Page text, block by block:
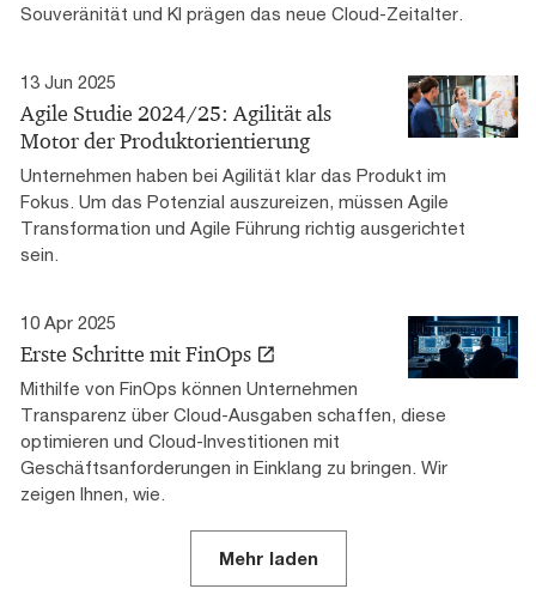
Souveränität und KI prägen das neue Cloud-Zeitalter.
13 Jun 2025
Agile Studie 2024/25: Agilität als
Motor der Produktorientierung
Unternehmen haben bei Agilität klar das Produkt im
Fokus. Um das Potenzial auszureizen, müssen Agile
Transformation und Agile Führung richtig ausgerichtet
sein.
10 Apr 2025
Erste Schritte mit FinOps
Mithilfe von FinOps können Unternehmen
Transparenz über Cloud-Ausgaben schaffen, diese
optimieren und Cloud-Investitionen mit
Geschäftsanforderungen in Einklang zu bringen. Wir
zeigen Ihnen, wie.
Mehr laden